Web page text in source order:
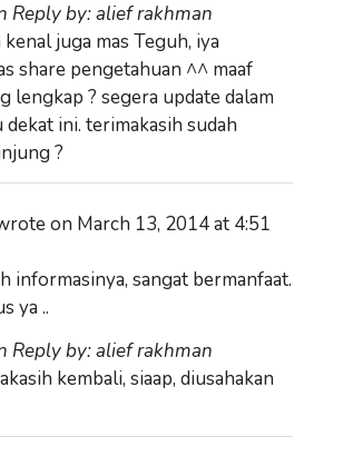
Reply by: alief rakhman
kenal juga mas Teguh, iya
share pengetahuan ^^ maaf
lengkap ? segera update dalam
ini. terimakasih sudah
?
on March 13, 2014at 4:51
informasinya, sangat bermanfaat.
ya ..
Reply by: alief rakhman
kembali, siaap, diusahakan